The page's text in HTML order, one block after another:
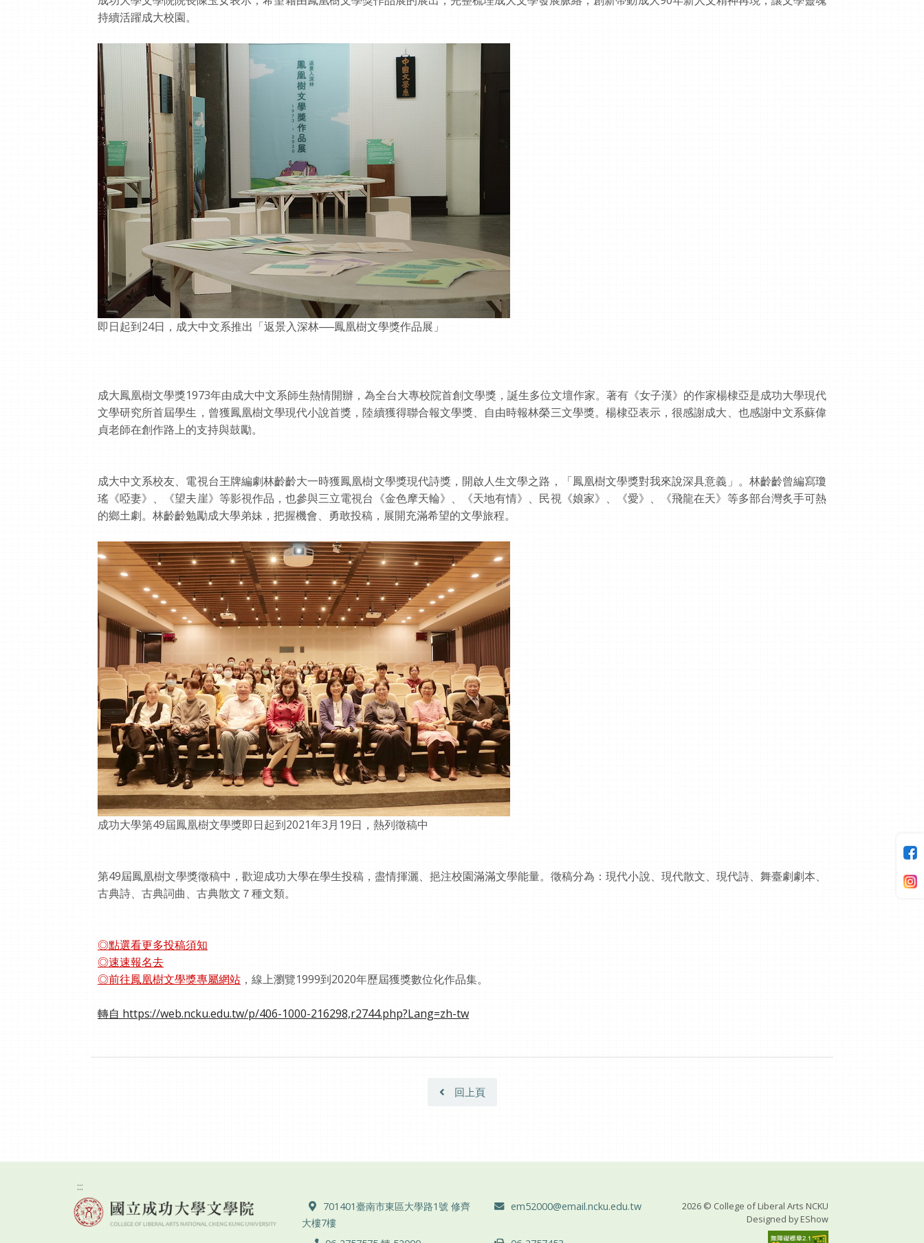
持續活躍成大校園。
即日起到24日，成大中文系推出「返景入深林──鳳凰樹文學獎作品展」
成大鳳凰樹文學獎1973年由成大中文系師生熱情開辦，為全台大專校院首創文學獎，誕生多位文壇作家。著有《女子漢》的作家楊棣亞是成功大學現代
文學研究所首屆學生，曾獲鳳凰樹文學現代小說首獎，陸續獲得聯合報文學獎、自由時報林榮三文學獎。楊棣亞表示，很感謝成大、也感謝中文系蘇偉
貞老師在創作路上的支持與鼓勵。
成大中文系校友、電視台王牌編劇林齡齡大一時獲鳳凰樹文學獎現代詩獎，開啟人生文學之路，「鳳凰樹文學獎對我來說深具意義」。林齡齡曾編寫瓊
瑤《啞妻》、《望夫崖》等影視作品，也參與三立電視台《金色摩天輪》、《天地有情》、民視《娘家》、《愛》、《飛龍在天》等多部台灣炙手可熱
的鄉土劇。林齡齡勉勵成大學弟妹，把握機會、勇敢投稿，展開充滿希望的文學旅程。
成功大學第49屆鳳凰樹文學獎即日起到2021年3月19日，熱列徵稿中
第49屆鳳凰樹文學獎徵稿中，歡迎成功大學在學生投稿，盡情揮灑、挹注校園滿滿文學能量。徵稿分為：現代小說、現代散文、現代詩、舞臺劇劇本、
古典詩、古典詞曲、古典散文７種文類。
◎點選看更多投稿須知
◎速速報名去
◎前往鳳凰樹文學獎專屬網站 ，線上瀏覽1999到2020年歷屆獲獎數位化作品集。
轉自 https://web.ncku.edu.tw/p/406-1000-216298,r2744.php?Lang=zh-tw
回上頁
:::
地址 ：
701401臺南市東區大學路1號 修齊
大樓7樓
電子郵件 ：
em52000@email.ncku.edu.tw
2026 © College of Liberal Arts NCKU
Designed byEShow